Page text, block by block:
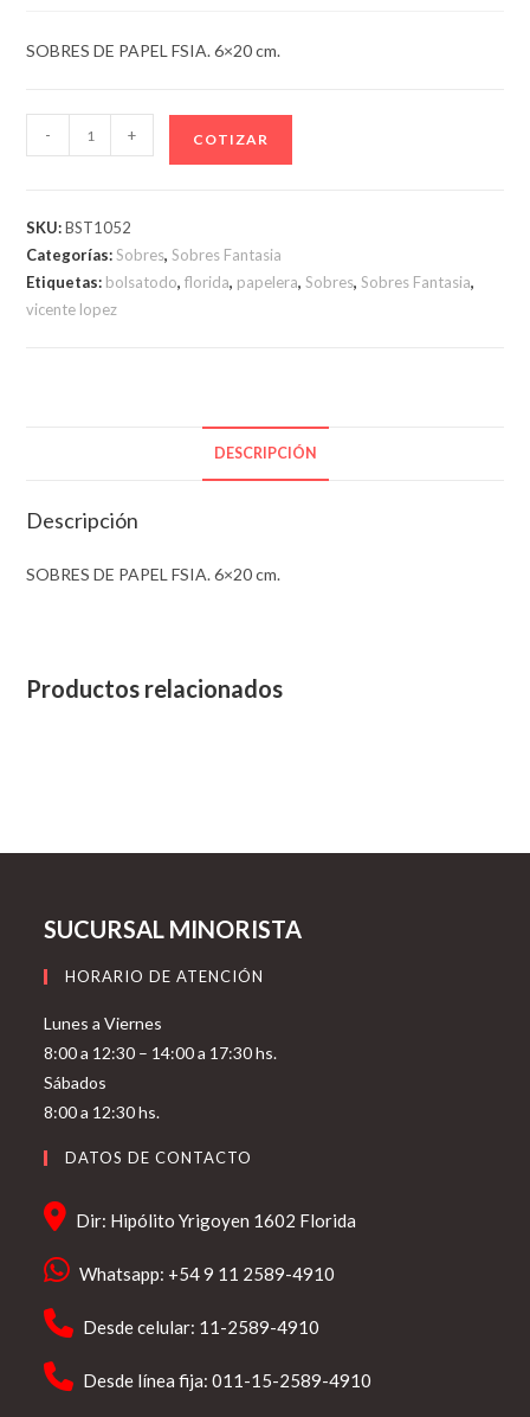
SOBRES DE PAPEL FSIA. 6×20 cm.
DE
6x20
cm.
cantidad
- + COTIZAR
SKU:BST1052
Categorías:Sobres,Sobres Fantasia
Etiquetas: bolsatodo,florida, papelera,Sobres,Sobres Fantasia,
vicente lopez
DESCRIPCIÓN
Descripción
SOBRES DE PAPEL FSIA. 6×20 cm.
Productos relacionados
SUCURSAL MINORISTA
HORARIO DE ATENCIÓN
Lunes a Viernes
8:00 a 12:30 – 14:00 a 17:30 hs.
Sábados
8:00 a 12:30 hs.
DATOS DE CONTACTO
Dir: Hipólito Yrigoyen 1602 Florida
Whatsapp: +54 9 11 2589-4910
Desde celular: 11-2589-4910
Desde línea fija: 011-15-2589-4910